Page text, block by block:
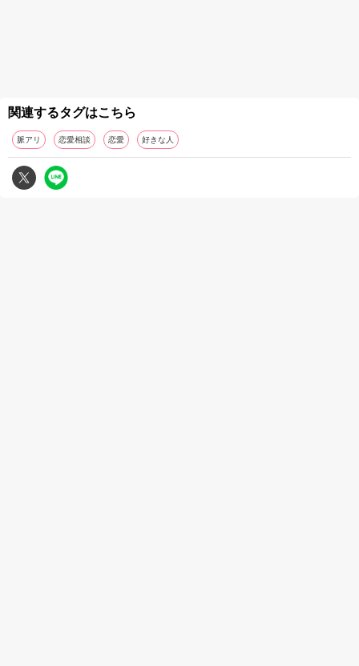
関連するタグはこちら
脈アリ 恋愛相談 恋愛 好きな人